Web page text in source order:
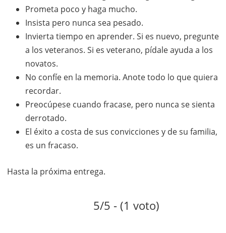
Prometa poco y haga mucho.
Insista pero nunca sea pesado.
Invierta tiempo en aprender. Si es nuevo, pregunte
a los veteranos. Si es veterano, pídale ayuda a los
novatos.
No confíe en la memoria. Anote todo lo que quiera
recordar.
Preocúpese cuando fracase, pero nunca se sienta
derrotado.
El éxito a costa de sus convicciones y de su familia,
es un fracaso.
Hasta la próxima entrega.
5/5 - (1 voto)